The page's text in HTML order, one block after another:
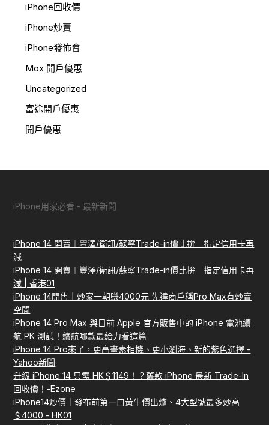
iPhone回收價
iPhone炒賣
iPhone發佈會
Mox 開戶優惠
Uncategorized
富途開戶優惠
開戶優惠
iPhone用家必看 - 最新新聞
iPhone 14 開賣︱豐澤/衛訊/蘇寧Trade-in價比拚 指定信用卡再
減
iPhone 14 開賣︱豐澤/衛訊/蘇寧Trade-in價比拚 指定信用卡再
減 | 香港01
iPhone 14開售｜炒家一朝賺4000元 先達商戶稱Pro Max有炒賣
空間
iPhone 14 Pro Max 與目前 Apple 官方販售中的 iPhone 電池續
航 PK 測試！續航哪款最給力看這篇
iPhone 14 Pro來了，更高畫素相機、更小瀏海、新的紫色選擇 -
Yahoo新聞
升級 iPhone 14 只需 HK＄1149！？舊款 iPhone 最新 Trade-In
回收價！-Ezone
iPhone14炒價｜發布前第一口黃牛價出爐、4大型號最多炒高
＄4000 - HK01